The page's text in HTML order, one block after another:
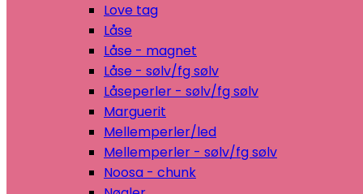
Love tag
Låse
Låse - magnet
Låse - sølv/fg sølv
Låseperler - sølv/fg sølv
Marguerit
Mellemperler/led
Mellemperler - sølv/fg sølv
Noosa - chunk